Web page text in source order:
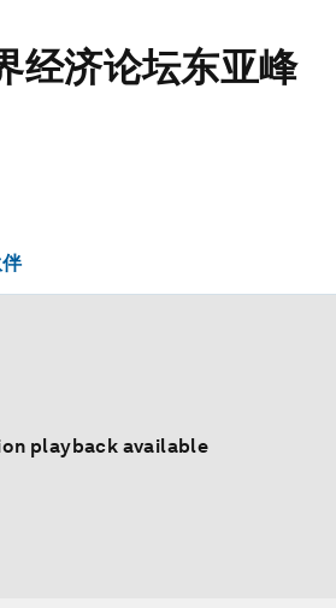
经济论坛东亚峰
playback available